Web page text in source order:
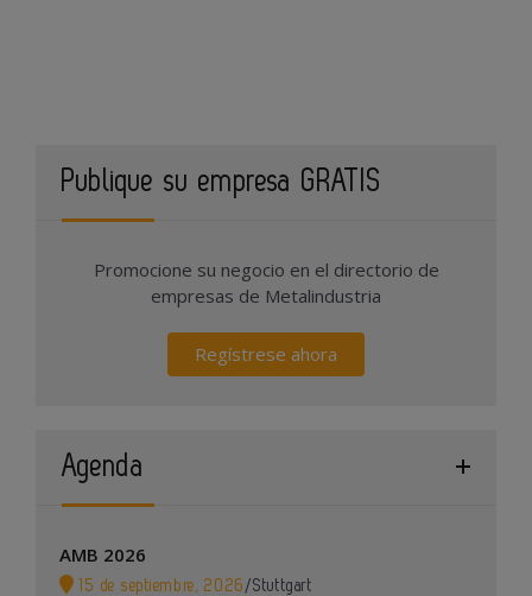
Publique su empresa GRATIS
Promocione su negocio en el directorio de
empresas de Metalindustria
Regístrese ahora
Agenda
AMB 2026
15 de septiembre, 2026 /Stuttgart